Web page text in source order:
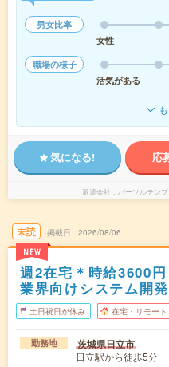
男女比率
女性
職場の様子
活気がある
気になる! 応
派遣会社 パーソルテン
未読
NEW
掲載日 2026/08/06
週2在宅＊時給3600
業界向けシステム開発
土日祝日が休み 在宅・リモート
勤務地 茨城県日立市
日立駅から徒歩5分